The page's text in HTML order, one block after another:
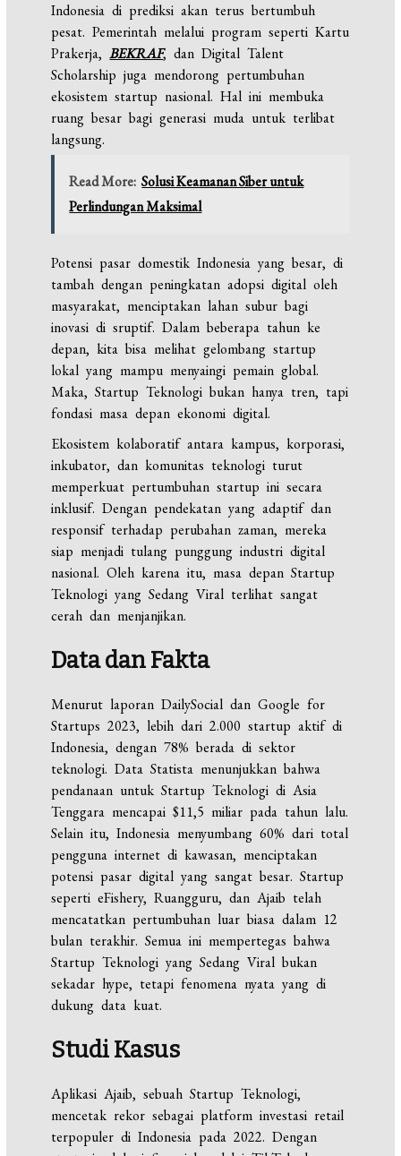
Indonesia di prediksi akan terus bertumbuh
pesat. Pemerintah melalui program seperti Kartu
Prakerja,BEKRAF, dan Digital Talent
Scholarship juga mendorong pertumbuhan
ekosistem startup nasional. Hal ini membuka
ruang besar bagi generasi muda untuk terlibat
langsung.
Read More: Solusi Keamanan Siber untuk
Perlindungan Maksimal
Potensi pasar domestik Indonesia yang besar, di
tambah dengan peningkatan adopsi digital oleh
masyarakat, menciptakan lahan subur bagi
inovasi di sruptif. Dalam beberapa tahun ke
depan, kita bisa melihat gelombang startup
lokal yang mampu menyaingi pemain global.
Maka, Startup Teknologi bukan hanya tren, tapi
fondasi masa depan ekonomi digital.
Ekosistem kolaboratif antara kampus, korporasi,
inkubator, dan komunitas teknologi turut
memperkuat pertumbuhan startup ini secara
inklusif. Dengan pendekatan yang adaptif dan
responsif terhadap perubahan zaman, mereka
siap menjadi tulang punggung industri digital
nasional. Oleh karena itu, masa depan Startup
Teknologi yang Sedang Viral terlihat sangat
cerah dan menjanjikan.
Data dan Fakta
Menurut laporan DailySocial dan Google for
Startups 2023, lebih dari 2.000 startup aktif di
Indonesia, dengan 78% berada di sektor
teknologi. Data Statista menunjukkan bahwa
pendanaan untuk Startup Teknologi di Asia
Tenggara mencapai $11,5 miliar pada tahun lalu.
Selain itu, Indonesia menyumbang 60% dari total
pengguna internet di kawasan, menciptakan
potensi pasar digital yang sangat besar. Startup
seperti eFishery, Ruangguru, dan Ajaib telah
mencatatkan pertumbuhan luar biasa dalam 12
bulan terakhir. Semua ini mempertegas bahwa
Startup Teknologi yang Sedang Viral bukan
sekadar hype, tetapi fenomena nyata yang di
dukung data kuat.
Studi Kasus
Aplikasi Ajaib, sebuah Startup Teknologi,
mencetak rekor sebagai platform investasi retail
terpopuler di Indonesia pada 2022. Dengan